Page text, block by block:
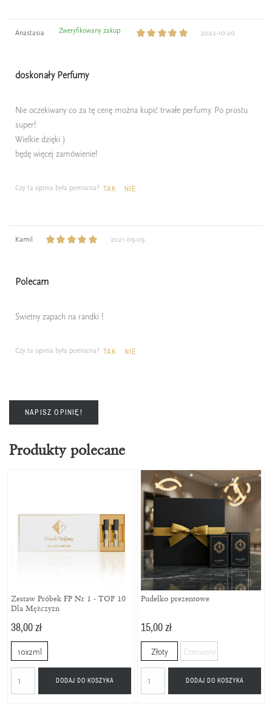
Anastasia Zweryfikowany zakup 2022-10-20
doskonały Perfumy
Nie oczekiwany co za tę cenę można kupić trwałe perfumy. Po prostu
super!
Wielkie dzięki )
będę więcej zamówienie!
Czy ta opinia była pomocna? TAK NIE
Kamil 2021-09-09
Polecam
Świetny zapach na randki !
Czy ta opinia była pomocna? TAK NIE
NAPISZ OPINIĘ!
Produkty polecane
Zestaw Próbek FP Nr 1 - TOP 10
Dla Mężczyzn
38,00 zł
10x2ml
DODAJ DO KOSZYKA
Pudełko prezentowe
15,00 zł
Złoty Czerwony
DODAJ DO KOSZYKA